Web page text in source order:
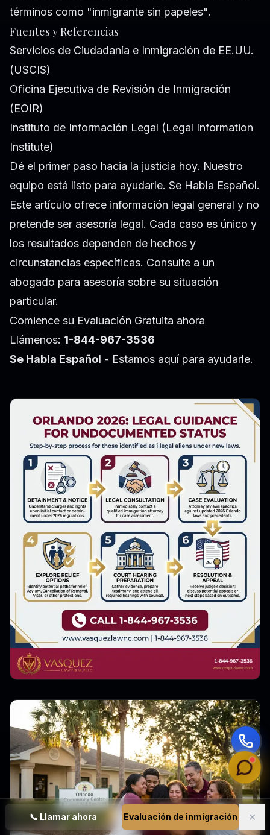
📞 Llamar ahora Evaluación de inmigración ✕
términos como "inmigrante sin papeles".
Fuentes y Referencias
Servicios de Ciudadanía e Inmigración de EE.UU.
(USCIS)
Oficina Ejecutiva de Revisión de Inmigración
(EOIR)
Instituto de Información Legal (Legal Information
Institute)
Dé el primer paso hacia la justicia hoy. Nuestro
equipo está listo para ayudarle. Se Habla Español.
Este artículo ofrece información legal general y no
pretende ser asesoría legal. Cada caso es único y
los resultados dependen de hechos y
circunstancias específicas. Consulte a un
abogado para asesoría sobre su situación
particular.
Comience su Evaluación Gratuita ahora
Llámenos: 1-844-967-3536
Se Habla Español - Estamos aquí para ayudarle.